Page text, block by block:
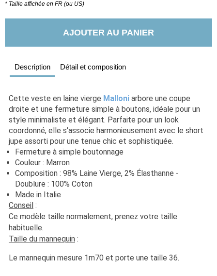
* Taille affichée en FR (ou US)
AJOUTER AU PANIER
Description Détail et composition
Cette veste en laine vierge Malloni arbore une coupe
droite et une fermeture simple à boutons, idéale pour un
style minimaliste et élégant. Parfaite pour un look
coordonné, elle s'associe harmonieusement avec le short
jupe assorti pour une tenue chic et sophistiquée.
Fermeture à simple boutonnage
Couleur : Marron
Composition : 98% Laine Vierge, 2% Élasthanne -
Doublure : 100% Coton
Made in Italie
Conseil :
Ce modèle taille normalement, prenez votre taille
habituelle.
Taille du mannequin :
Le mannequin mesure 1m70 et porte une taille 36.